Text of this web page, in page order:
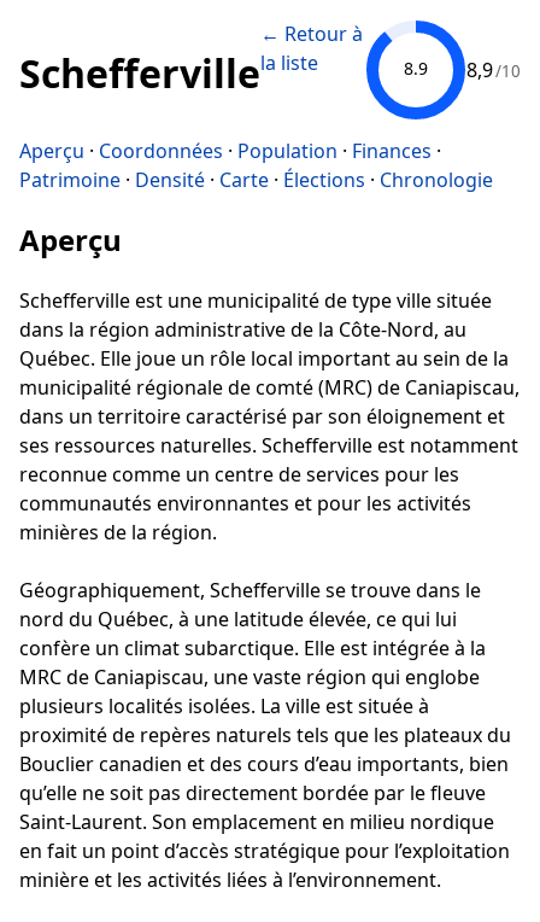
Schefferville
← Retour à
la liste
8.9 8,9/10
Aperçu · Coordonnées · Population · Finances ·
Patrimoine · Densité · Carte · Élections · Chronologie
Aperçu
Schefferville est une municipalité de type ville située
dans la région administrative de la Côte-Nord, au
Québec. Elle joue un rôle local important au sein de la
municipalité régionale de comté (MRC) de Caniapiscau,
dans un territoire caractérisé par son éloignement et
ses ressources naturelles. Schefferville est notamment
reconnue comme un centre de services pour les
communautés environnantes et pour les activités
minières de la région.
Géographiquement, Schefferville se trouve dans le
nord du Québec, à une latitude élevée, ce qui lui
confère un climat subarctique. Elle est intégrée à la
MRC de Caniapiscau, une vaste région qui englobe
plusieurs localités isolées. La ville est située à
proximité de repères naturels tels que les plateaux du
Bouclier canadien et des cours d’eau importants, bien
qu’elle ne soit pas directement bordée par le fleuve
Saint-Laurent. Son emplacement en milieu nordique
en fait un point d’accès stratégique pour l’exploitation
minière et les activités liées à l’environnement.